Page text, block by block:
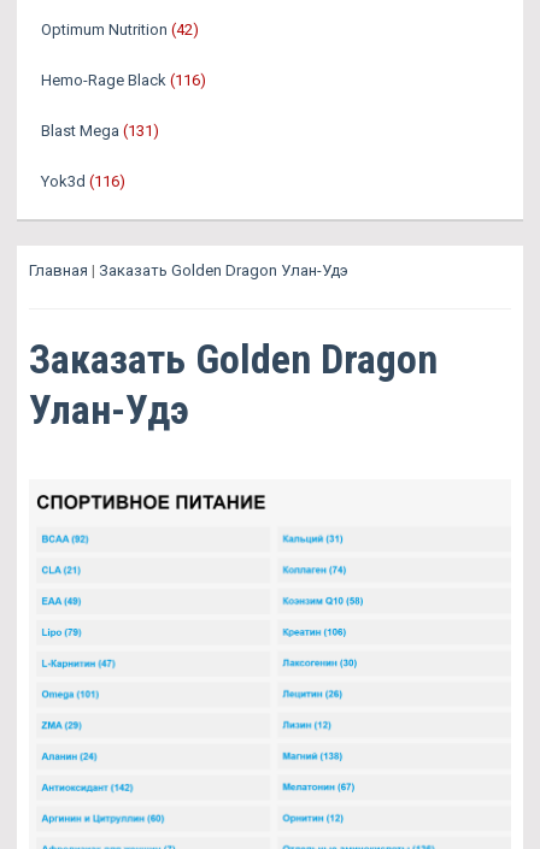
Optimum Nutrition (42)
Hemo-Rage Black (116)
Blast Mega (131)
Yok3d (116)
Главная | Заказать Golden Dragon Улан-Удэ
Заказать Golden Dragon
Улан-Удэ